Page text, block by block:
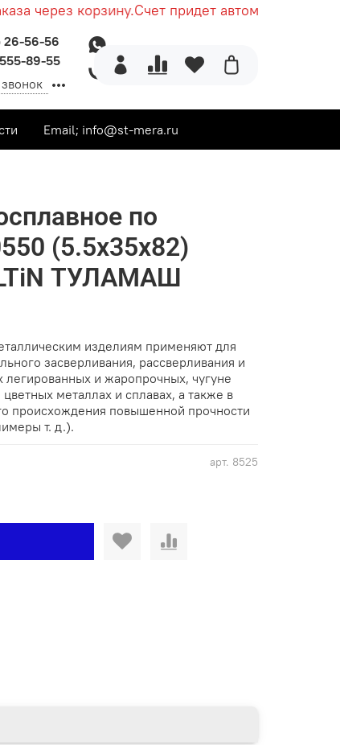
через корзину.Счет придет автоматически
26-56-56
89-55
Email; info@st-mera.ru
арт. 8525
по
(5.5х35х82)
ТУЛАМАШ
изделиям применяют для
засверливания, рассверливания и
легированных и жаропрочных, чугуне
металлах и сплавах, а также в
происхождения повышенной прочности
т. д.).